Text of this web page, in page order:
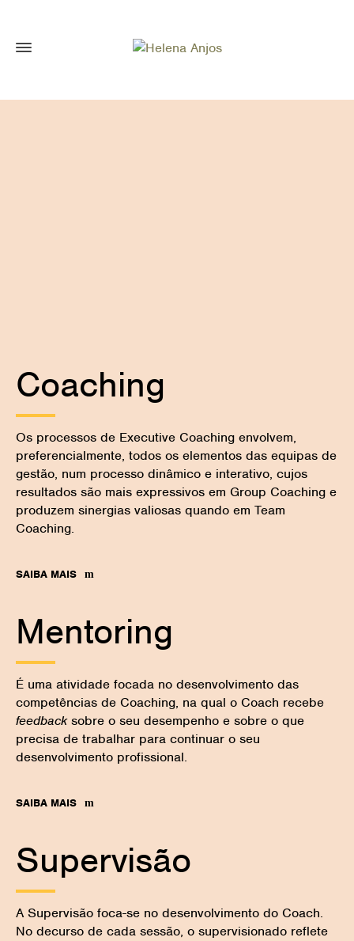
Coaching
Os processos de Executive Coaching envolvem,
preferencialmente, todos os elementos das equipas de
gestão, num processo dinâmico e interativo, cujos
resultados são mais expressivos em Group Coaching e
produzem sinergias valiosas quando em Team
Coaching.
SAIBA MAIS
Mentoring
É uma atividade focada no desenvolvimento das
competências de Coaching, na qual o Coach recebe
feedbacksobre o seu desempenho e sobre o que
precisa de trabalhar para continuar o seu
desenvolvimento profissional.
SAIBA MAIS
Supervisão
A Supervisão foca-se no desenvolvimento do Coach.
No decurso de cada sessão, o supervisionado reflete